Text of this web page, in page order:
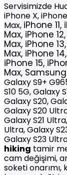
Servisimizde
iPhone X,
Max, iPhone 11,
Max, iPhone 12,
Max, iPhone 13,
Max, iPhone 14,
iPhone 15,
Max, Samsung
Galaxy S9+
S10 5G, Galaxy
Galaxy S20,
Galaxy S20
Galaxy S21
Ultra, Galaxy
Galaxy S23
hiking tamir
cam değişimi,
soketi onarımı,